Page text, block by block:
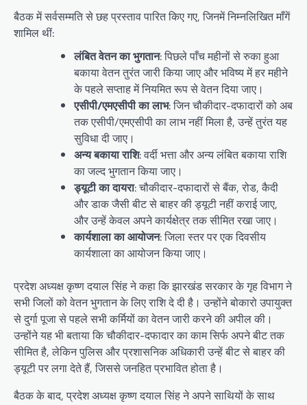
बैठक में सर्वसम्मति से छह प्रस्ताव पारित किए गए, जिनमें निम्नलिखित माँगें
शामिल थीं:
लंबित वेतन का भुगतान: पिछले पाँच महीनों से रुका हुआ
बकाया वेतन तुरंत जारी किया जाए और भविष्य में हर महीने
के पहले सप्ताह में नियमित रूप से वेतन दिया जाए।
एसीपी/एमएसीपी का लाभ: जिन चौकीदार-दफादारों को अब
तक एसीपी/एमएसीपी का लाभ नहीं मिला है, उन्हें तुरंत यह
सुविधा दी जाए।
अन्य बकाया राशि: वर्दी भत्ता और अन्य लंबित बकाया राशि
का जल्द भुगतान किया जाए।
ड्यूटी का दायरा: चौकीदार-दफादारों से बैंक, रोड, कैदी
और डाक जैसी बीट से बाहर की ड्यूटी नहीं कराई जाए,
और उन्हें केवल अपने कार्यक्षेत्र तक सीमित रखा जाए।
कार्यशाला का आयोजन: जिला स्तर पर एक दिवसीय
कार्यशाला का आयोजन किया जाए।
प्रदेश अध्यक्ष कृष्ण दयाल सिंह ने कहा कि झारखंड सरकार के गृह विभाग ने
सभी जिलों को वेतन भुगतान के लिए राशि दे दी है। उन्होंने बोकारो उपायुक्त
से दुर्गा पूजा से पहले सभी कर्मियों का वेतन जारी करने की अपील की।
उन्होंने यह भी बताया कि चौकीदार-दफादार का काम सिर्फ अपने बीट तक
सीमित है, लेकिन पुलिस और प्रशासनिक अधिकारी उन्हें बीट से बाहर की
ड्यूटी पर लगा देते हैं, जिससे जनहित प्रभावित होता है।
बैठक के बाद, प्रदेश अध्यक्ष कृष्ण दयाल सिंह ने अपने साथियों के साथ